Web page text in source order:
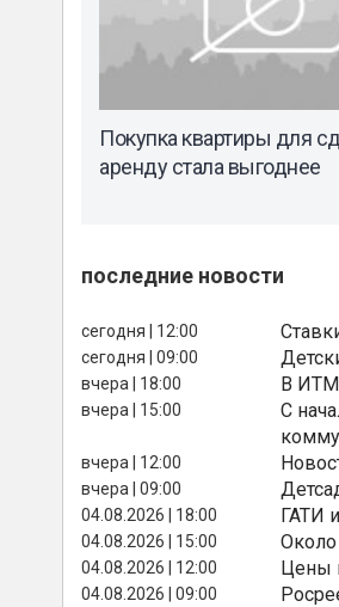
Покупка квартиры для
аренду стала выгоднее
последние новости
сегодня | 12:00
сегодня | 09:00
вчера | 18:00 В
вчера | 15:00
С
вчера | 12:00
вчера | 09:00
04.08.2026 | 18:00 ГАТИ
04.08.2026 | 15:00 Около
04.08.2026 | 12:00 Цены
04.08.2026 | 09:00